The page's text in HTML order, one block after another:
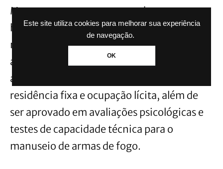
Este site utiliza cookies para melhorar sua experiência
de navegação.
OK
Mesmo para quem se enquadra nas
hipóteses previstas em lei, a autorização
não é automática. O interessado precisa
apresentar certidões negativas de
antecedentes criminais, comprovar
residência fixa e ocupação lícita, além de
ser aprovado em avaliações psicológicas e
testes de capacidade técnica para o
manuseio de armas de fogo.